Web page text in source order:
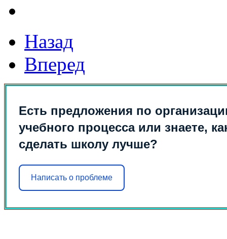
Назад
Вперед
Есть предложения по
учебного процесса или знаете,
сделать школу лучше?
Написать о проблеме